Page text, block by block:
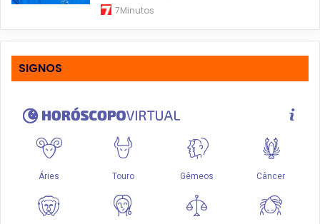
7Minutos
SIGNOS